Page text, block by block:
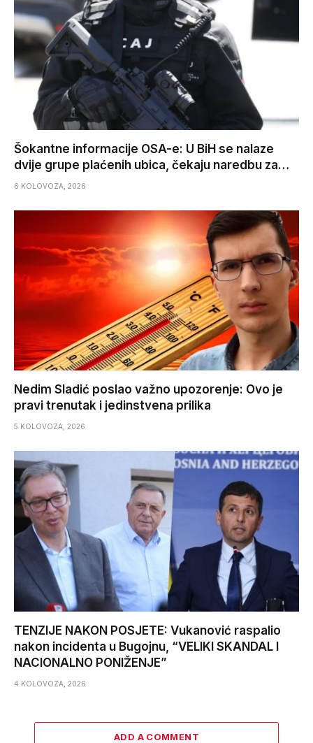
Šokantne informacije OSA-e: U BiH se nalaze
dvije grupe plaćenih ubica, čekaju naredbu za…
6 KOLOVOZA, 2026
Nedim Sladić poslao važno upozorenje: Ovo je
pravi trenutak i jedinstvena prilika
5 KOLOVOZA, 2026
TENZIJE NAKON POSJETE: Vukanović raspalio
nakon incidenta u Bugojnu, “VELIKI SKANDAL I
NACIONALNO PONIŽENJE”
4 KOLOVOZA, 2026
ADD A COMMENT